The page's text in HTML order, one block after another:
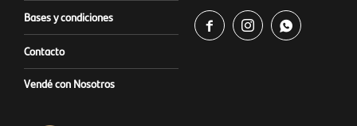
Bases y condiciones
Contacto
Vendé con Nosotros
  